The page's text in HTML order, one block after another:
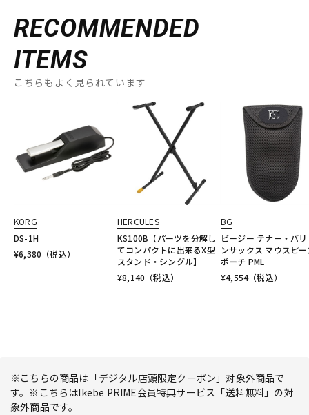
RECOMMENDED
ITEMS
こちらもよく見られています
KORG
DS-1H
¥6,380 （税込）
HERCULES
KS100B【パーツを分解し
てコンパクトに出来るX型
スタンド・シングル】
¥8,140 （税込）
BG
ビージー テナー・バ
ンサックス マウスピ
ポーチ PML
¥4,554（税込）
※こちらの商品は「デジタル店頭限定クーポン」対象外商品で
す。※こちらはIkebe PRIME会員特典サービス「送料無料」の対
象外商品です。